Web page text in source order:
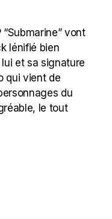
vont
lénifié bien
et sa signature
qui vient de
du
le tout